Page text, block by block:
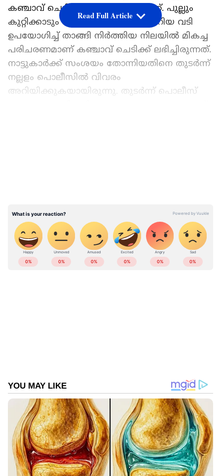
കഞ്ചാവ് ചെടിയാണ് കണ്ടെത്തിയത്. പുല്ലും
കുറ്റിക്കാടും നിറഞ്ഞ സ്ഥലത്ത് ചെറിയ വടി
ഉപയോഗിച്ച് താങ്ങി നിര്‍ത്തിയ നിലയില്‍ മികച്ച
പരിചരണമാണ് കഞ്ചാവ് ചെടിക്ക് ലഭിച്ചിരുന്നത്.
നാട്ടുകാര്‍ക്ക് സംശയം തോന്നിയതിനെ തുടര്‍ന്ന്
നല്ലളം പൊലീസില്‍ വിവരം
അറിയിക്കുകയായിരുന്നു. തുടര്‍ന്ന് പൊലീസ്
Read Full Article
ABOUT THE AUTHOR